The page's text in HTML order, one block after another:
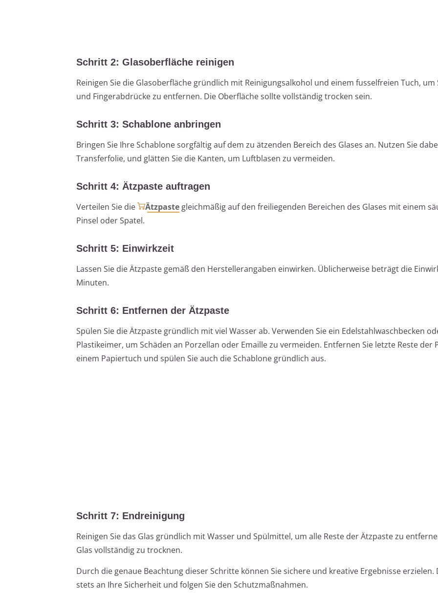
Schritt 2: Glasoberfläche reinigen
Reinigen Sie die Glasoberfläche gründlich mit Reinigungsalkohol und einem fusselfreien Tuch, um
und Fingerabdrücke zu entfernen. Die Oberfläche sollte vollständig trocken sein.
Schritt 3: Schablone anbringen
Bringen Sie Ihre Schablone sorgfältig auf dem zu ätzenden Bereich des Glases an. Nutzen Sie
Transferfolie, und glätten Sie die Kanten, um Luftblasen zu vermeiden.
Schritt 4: Ätzpaste auftragen
Verteilen Sie die
Ätzpaste gleichmäßig auf den freiliegenden Bereichen des Glases mit einem
Pinsel oder Spatel.
Schritt 5: Einwirkzeit
Lassen Sie die Ätzpaste gemäß den Herstellerangaben einwirken. Üblicherweise beträgt die
Minuten.
Schritt 6: Entfernen der Ätzpaste
Spülen Sie die Ätzpaste gründlich mit viel Wasser ab. Verwenden Sie ein Edelstahlwaschbecken
Plastikeimer, um Schäden an Porzellan oder Emaille zu vermeiden. Entfernen Sie letzte Reste der
einem Papiertuch und spülen Sie auch die Schablone gründlich aus.
Schritt 7: Endreinigung
Reinigen Sie das Glas gründlich mit Wasser und Spülmittel, um alle Reste der Ätzpaste zu
Glas vollständig zu trocknen.
Durch die genaue Beachtung dieser Schritte können Sie sichere und kreative Ergebnisse erzielen.
stets an Ihre Sicherheit und folgen Sie den Schutzmaßnahmen.